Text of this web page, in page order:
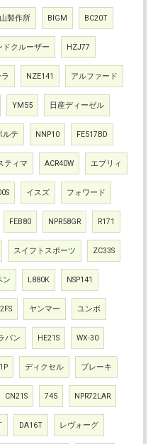
製作所 BIGM BC20T
クルーザー HZJ77
NZE141 アルファード
YM55 日産ディーゼル
ルテ NNP10 FE517BD
ティマ ACR40W エブリィ
イスズ フォワード
FEB80 NPR58GR R171
スイフトスポーツ ZC33S
ン L880K NSP141
ヤンマー ユンボ
パン HE21S WX-30
ディクセル ブレーキ
CN21S 745 NPR72LAR
DA16T レヴォーグ